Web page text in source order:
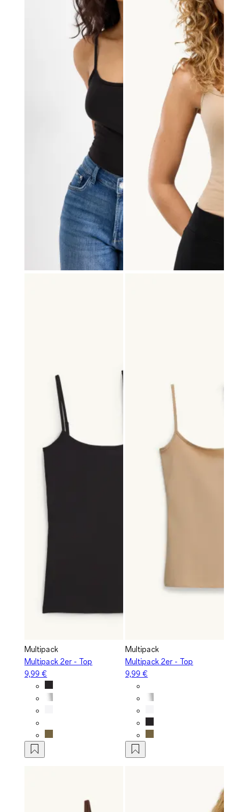
Multipack
Multipack 2er - Top
9,99 €
Multipack
Multipack 2er - Top
9,99 €